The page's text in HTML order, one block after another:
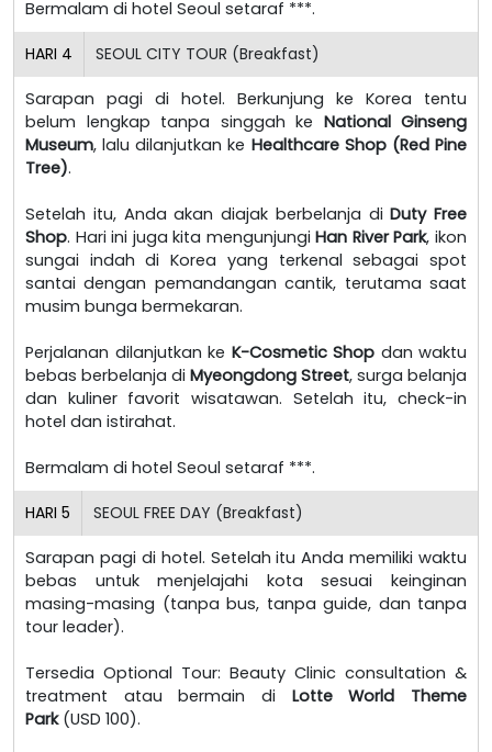
Bermalam di hotel Seoul setaraf ***.
HARI 4 SEOUL CITY TOUR (Breakfast)
Sarapan pagi di hotel. Berkunjung ke Korea tentu
belum lengkap tanpa singgah ke National Ginseng
Museum, lalu dilanjutkan ke Healthcare Shop (Red Pine
Tree).
Setelah itu, Anda akan diajak berbelanja diDuty Free
Shop. Hari ini juga kita mengunjungiHan River Park, ikon
sungai indah di Korea yang terkenal sebagai spot
santai dengan pemandangan cantik, terutama saat
musim bunga bermekaran.
Perjalanan dilanjutkan ke K-Cosmetic Shop dan waktu
bebas berbelanja di Myeongdong Street, surga belanja
dan kuliner favorit wisatawan. Setelah itu, check-in
hotel dan istirahat.
Bermalam di hotel Seoul setaraf ***.
HARI 5 SEOUL FREE DAY (Breakfast)
Sarapan pagi di hotel. Setelah itu Anda memiliki waktu
bebas untuk menjelajahi kota sesuai keinginan
masing-masing (tanpa bus, tanpa guide, dan tanpa
tour leader).
Tersedia Optional Tour: Beauty Clinic consultation &
treatment atau bermain di Lotte World Theme
Park(USD 100).